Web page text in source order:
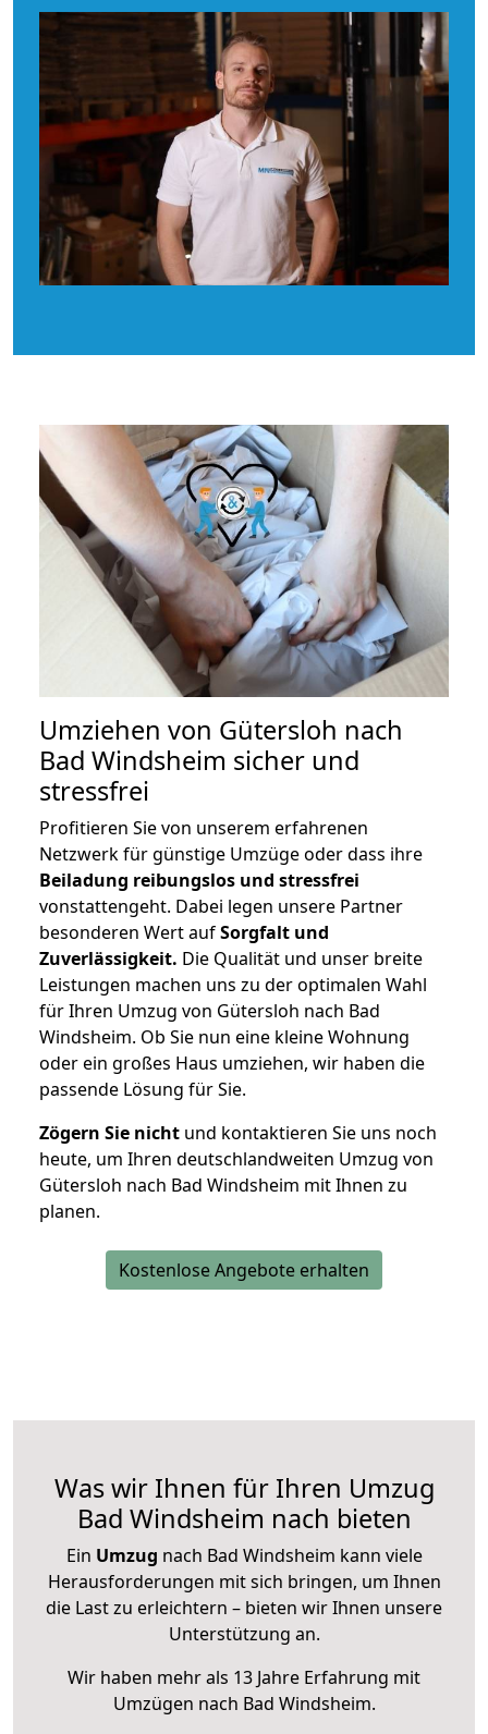
Umziehen von Gütersloh nach
Bad Windsheim sicher und
stressfrei
Profitieren Sie von unserem erfahrenen
Netzwerk für günstige Umzüge oder dass ihre
Beiladung reibungslos und stressfrei
vonstattengeht. Dabei legen unsere Partner
besonderen Wert aufSorgfalt und
Zuverlässigkeit. Die Qualität und unser breite
Leistungen machen uns zu der optimalen Wahl
für Ihren Umzug von Gütersloh nach Bad
Windsheim. Ob Sie nun eine kleine Wohnung
oder ein großes Haus umziehen, wir haben die
passende Lösung für Sie.
Zögern Sie nicht und kontaktieren Sie uns noch
heute, um Ihren deutschlandweiten Umzug von
Gütersloh nach Bad Windsheim mit Ihnen zu
planen.
Kostenlose Angebote erhalten
Was wir Ihnen für Ihren Umzug
Bad Windsheim nach bieten
Ein Umzug nach Bad Windsheim kann viele
Herausforderungen mit sich bringen, um Ihnen
die Last zu erleichtern – bieten wir Ihnen unsere
Unterstützung an.
Wir haben mehr als 13 Jahre Erfahrung mit
Umzügen nach Bad Windsheim.